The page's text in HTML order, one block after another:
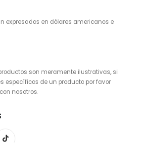
expresados en dólares americanos e
son meramente ilustrativas, si
específicos de un producto por favor
nosotros.